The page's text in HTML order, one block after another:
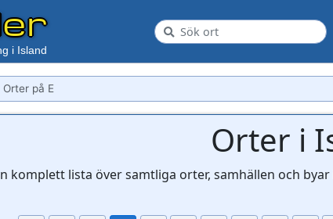
i Island
Orter på E
Orter i
komplett lista över samtliga orter, samhällen och